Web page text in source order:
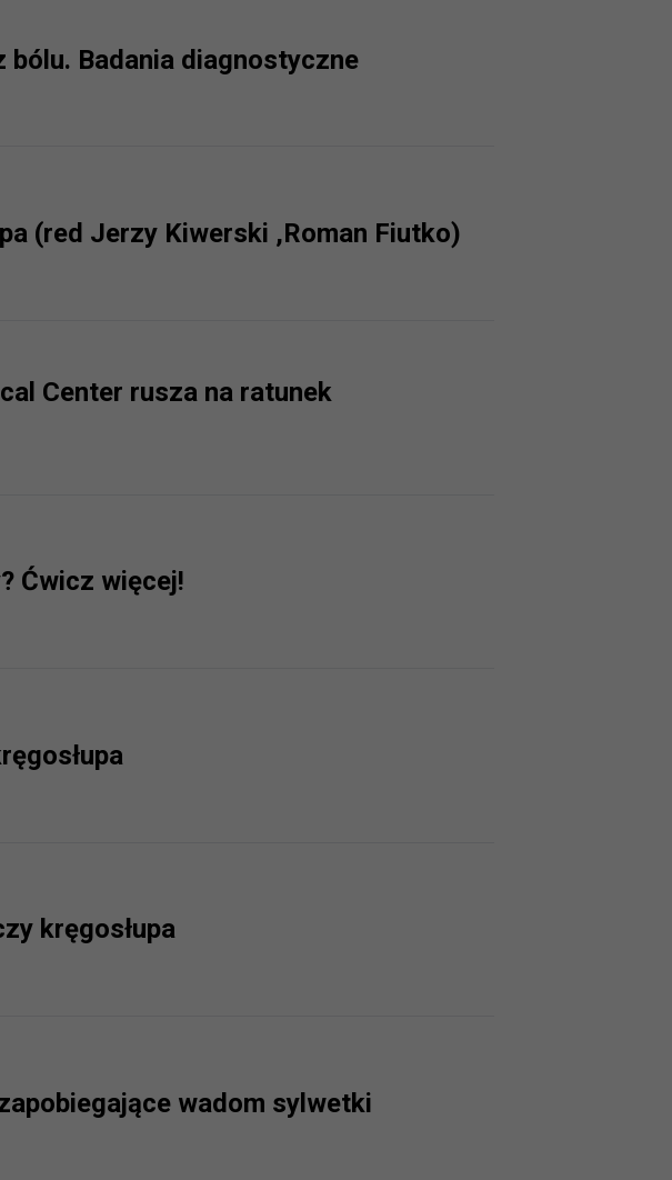
bólu. Badania diagnostyczne
(red Jerzy Kiwerski ,Roman Fiutko)
Center rusza na ratunek
Ćwicz więcej!
kręgosłupa
wadom sylwetki
Twoje dane?
w tym tematykę ukazujących się tam materiałów do Twoich zainteresowań oraz
usług, w tym aby wykryć ewentualne boty, oszustwa czy nadużycia,
nam udoskonalać nasze usługi i sprawić, że będą maksymalnie odpowiadać
naszych usług oraz podmiotom uprawnionym do uzyskania danych na
że na większości stron internetowych dane o ruchu użytkowników zbierane są
do Twoich danych?
dostępu do danych, sprostowania, usunięcia lub ograniczenia ich
Twoich danych?
musi być oparte na właściwej, zgodnej z obowiązującymi przepisami, podstawie
Twoich danych w celu świadczenia usług, w tym dopasowywania ich do Twoich
oraz zapewniania ich bezpieczeństwa jest niezbędność do wykonania umów o ich
i marketingu własnego administratorów jest tzw. uzasadniony interes
celach marketingowych podmiotów trzecich będzie odbywać się na podstawie Twojej